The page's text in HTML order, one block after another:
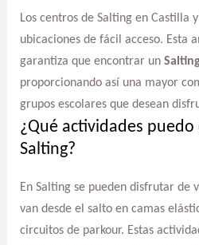
Los centros de Salting en Castilla
ubicaciones de fácil acceso. Esta
garantiza que encontrar un
proporcionando así una mayor
grupos escolares que desean
¿Qué actividades
Salting?
En Salting se pueden disfrutar de
van desde el salto en camas
circuitos de parkour. Estas